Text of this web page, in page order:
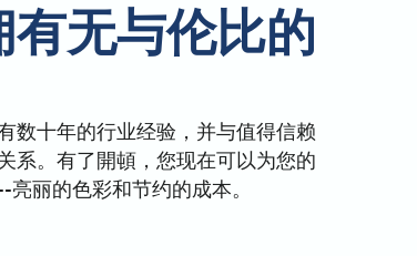
无与伦比的
数十年的行业经验，并与值得信赖
系。有了開頓，您现在可以为您的
丽的色彩和节约的成本。